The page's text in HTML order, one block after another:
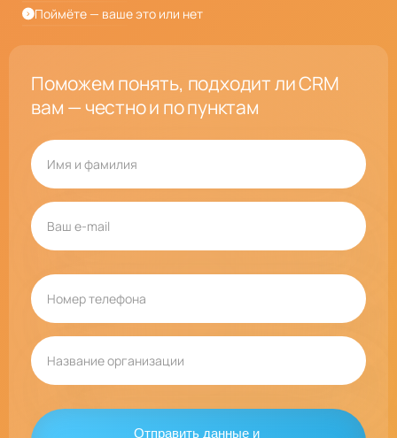
Поймёте — ваше это или нет
Поможем понять, подходит ли CRM
вам — честно и по пунктам
Отправить данные и